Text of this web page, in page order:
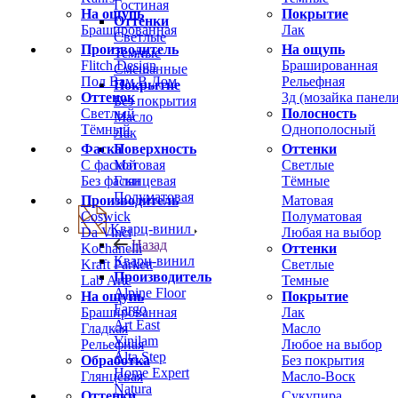
На ощупь
Брашированная
Покрытие
Лак
Производитель
Flitch Design
Пол Вам В Дом
Оттенок
Светлый
Тёмный
На ощупь
Брашированная
Рельефная
3д (мозайка
Полосность
Однополосный
Фаска
С фаской
Без фаски
Оттенки
Светлые
Тёмные
Производитель
Coswick
Da Vinci
Kochanelli
Kraft Parkett
Lab Arte
На ощупь
Брашированная
Гладкая
Рельефная
Обработка
Глянцевая
Матовая
Полуматовая
Любая на выбор
Оттенки
Светлые
Темные
Покрытие
Лак
Масло
Любое на выбор
Без покрытия
Масло-Воск
Гостиная
Оттенки
Светлые
Темные
Смешанные
Покрытие
Без покрытия
Масло
Лак
Поверхность
Матовая
Глянцевая
Полуматовая
Кварц-винил
Назад
Кварц-винил
Производитель
Alpine Floor
Fargo
Art East
Vinilam
Alta Step
Home Expert
Natura